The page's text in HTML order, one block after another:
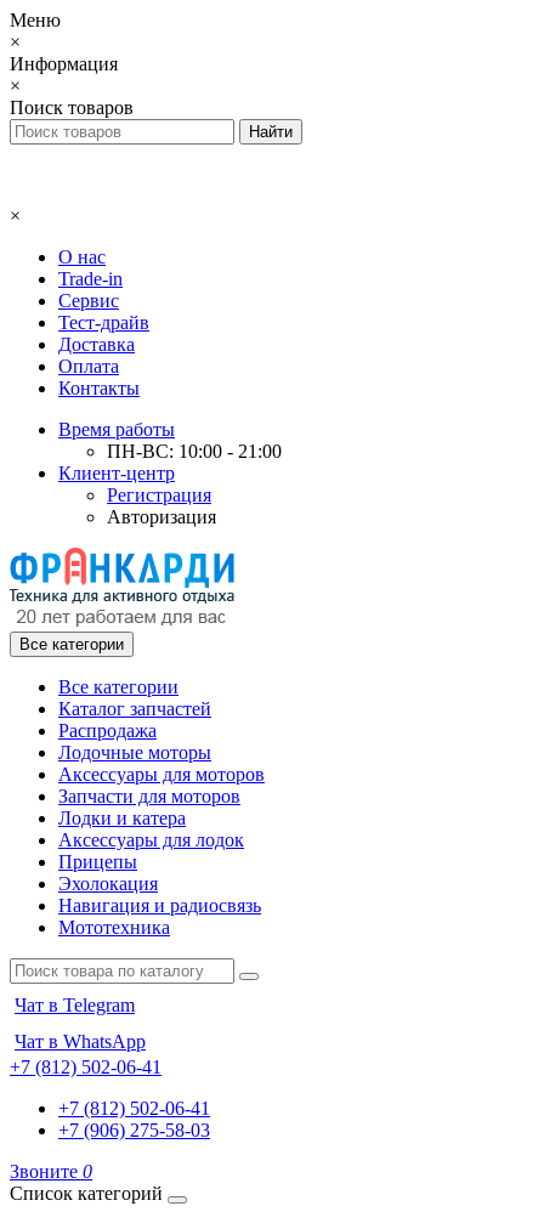
Меню
×
Информация
×
Поиск товаров
×
О нас
Trade-in
Сервис
Тест-драйв
Доставка
Оплата
Контакты
Время работы
ПН-ВС: 10:00 - 21:00
Клиент-центр
Регистрация
Авторизация
Все категории
Все категории
Каталог запчастей
Распродажа
Лодочные моторы
Аксессуары для моторов
Запчасти для моторов
Лодки и катера
Аксессуары для лодок
Прицепы
Эхолокация
Навигация и радиосвязь
Мототехника
Чат в Telegram
Чат в WhatsApp
+7 (812) 502-06-41
+7 (812) 502-06-41
+7 (906) 275-58-03
Звоните 0
Список категорий